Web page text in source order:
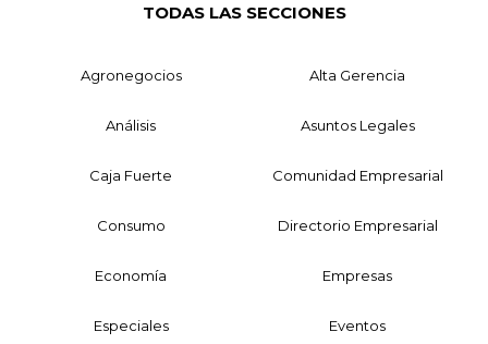
TODAS LAS SECCIONES
Agronegocios Alta Gerencia
Análisis Asuntos Legales
Caja Fuerte Comunidad Empresarial
Consumo Directorio Empresarial
Economía Empresas
Especiales Eventos